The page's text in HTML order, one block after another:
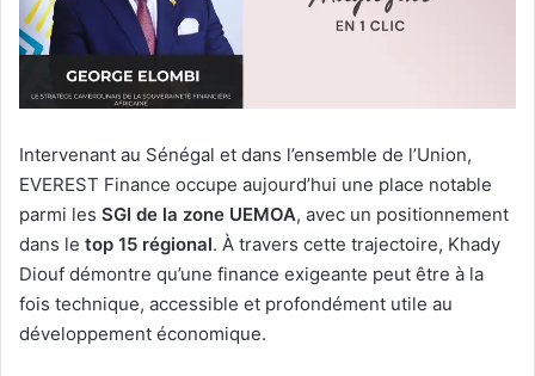
Intervenant au Sénégal et dans l’ensemble de l’Union,
EVEREST Finance occupe aujourd’hui une place notable
parmi les SGI de la zone UEMOA, avec un positionnement
dans le top 15 régional. À travers cette trajectoire, Khady
Diouf démontre qu’une finance exigeante peut être à la
fois technique, accessible et profondément utile au
développement économique.